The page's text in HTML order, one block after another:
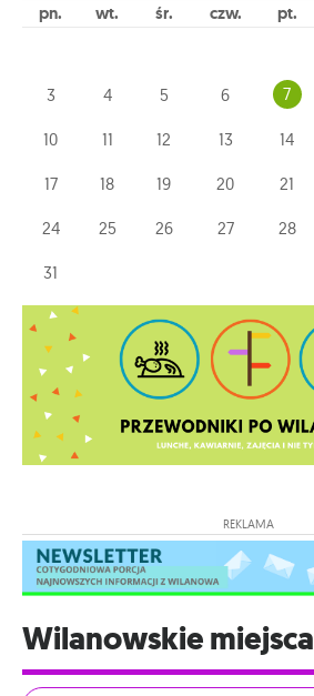
pn wt śr czw pt
3 4 5 6 7
10 11 12 13 14
17 18 19 20 21
24 25 26 27 28
31
REKLAMA
Wilanowskie miejsca